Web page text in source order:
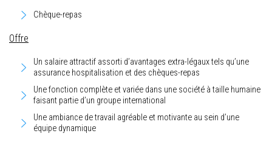
Chèque-repas
Offre
Un salaire attractif assorti d’avantages extra-légaux tels qu’une
assurance hospitalisation et des chèques-repas
Une fonction complète et variée dans une société à taille humaine
faisant partie d’un groupe international
Une ambiance de travail agréable et motivante au sein d’une
équipe dynamique